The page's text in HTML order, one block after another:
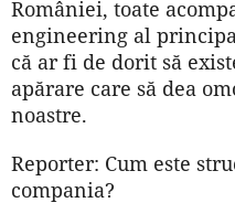
Româ­niei, toate
engineering al
că ar fi de dorit să
apărare care să dea
noastre.
Reporter: Cum este
compania?